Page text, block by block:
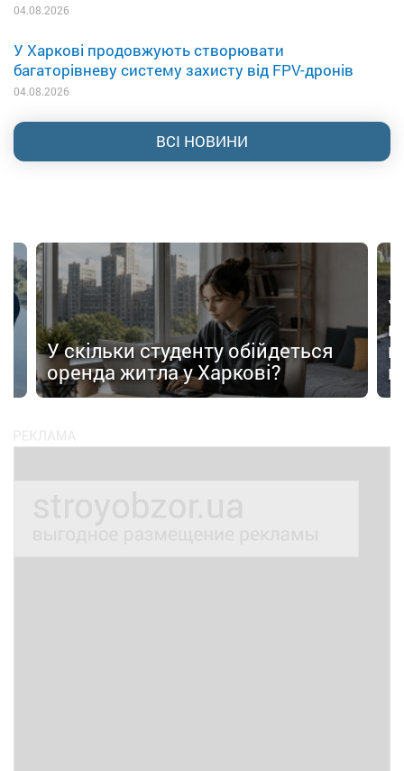
04.08.2026
У Харкові продовжують створювати
багаторівневу систему захисту від FPV-дронів
04.08.2026
ВСІ НОВИНИ
У скільки студенту обійдеться
оренда житла у Харкові?